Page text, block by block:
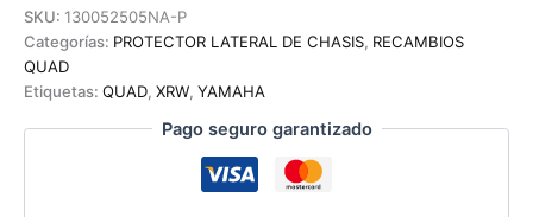
YAMAHA
YFM
350R
cantidad
SKU: 130052505NA-P
Categorías: PROTECTOR LATERAL DE CHASIS, RECAMBIOS
QUAD
Etiquetas: QUAD, XRW, YAMAHA
Pago seguro garantizado